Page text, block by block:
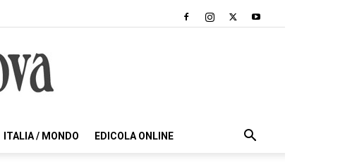
ITALIA / MONDO EDICOLA ONLINE